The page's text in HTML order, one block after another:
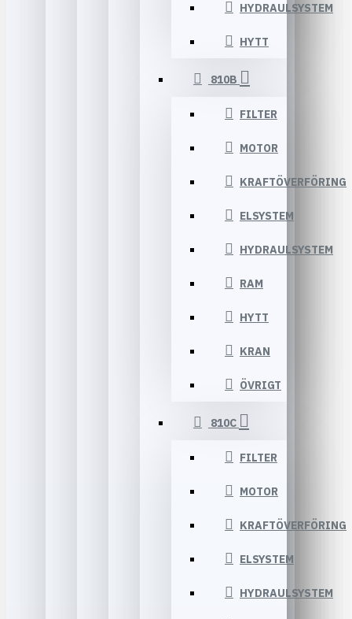
HYDRAULSYSTEM
HYTT
810B
FILTER
MOTOR
KRAFTÖVERFÖRING
ELSYSTEM
HYDRAULSYSTEM
RAM
HYTT
KRAN
ÖVRIGT
810C
FILTER
MOTOR
KRAFTÖVERFÖRING
ELSYSTEM
HYDRAULSYSTEM